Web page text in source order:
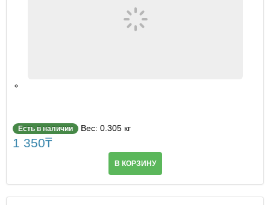
Есть в наличии Вес: 0.305 кг
1 350₸
В КОРЗИНУ